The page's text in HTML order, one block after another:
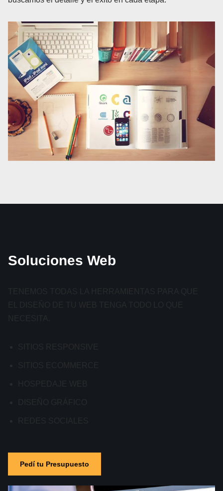
Soluciones Web
TENEMOS TODAS LA HERRAMIENTAS PARA QUE
EL DISEÑO DE TU WEB TENGA TODO LO QUE
NECESITA.
SITIOS RESPONSIVE
SITIOS ECOMMERCE
HOSPEDAJE WEB
DISEÑO GRÁFICO
REDES SOCIALES
Pedí tu Presupuesto